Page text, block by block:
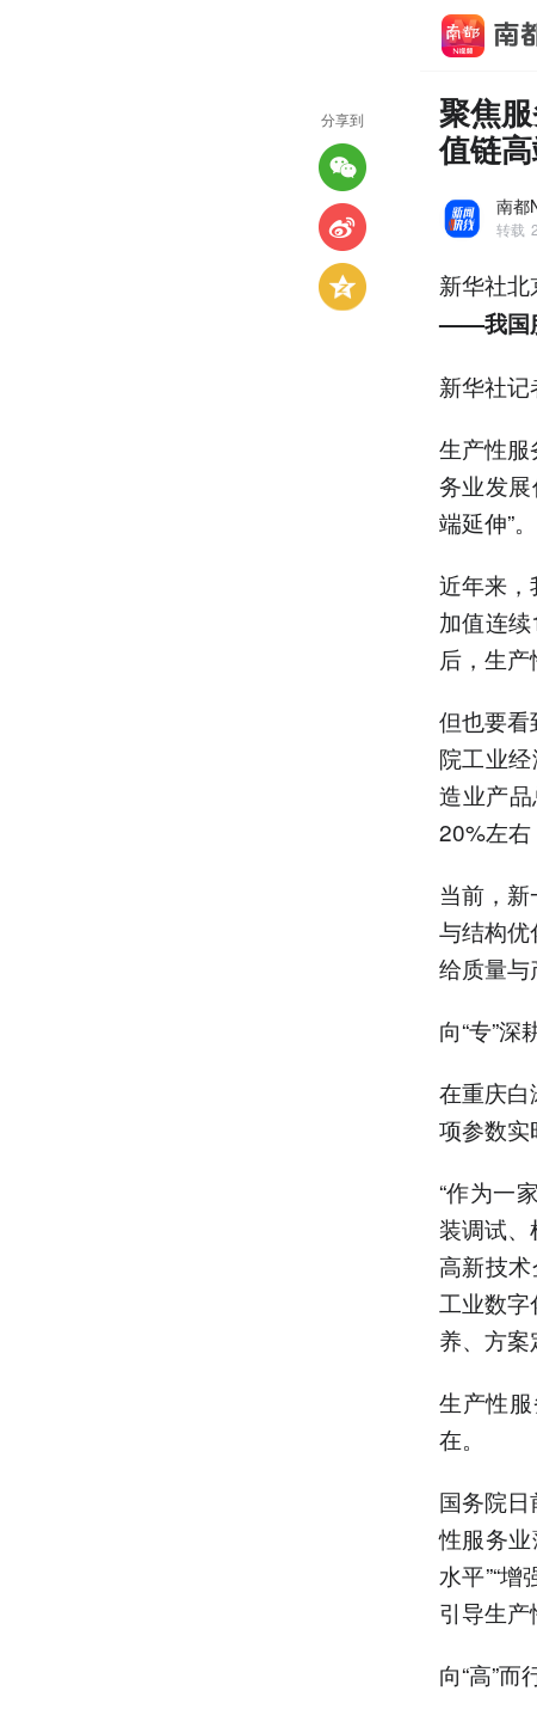
聚焦
值链
南都
转载
新华社
——我国
新华社
生产性
务业发
端延伸”。
近年来
加值连
后，生产
但也要
院工业
造业产
20%左右
当前，
与结构
给质量与
向“专”深
在重庆
项参数实
“作为一
装调试
高新技
工业数
养、方案
生产性
在。
国务院
性服务
水平”“
引导生产
向“高”而
分享到